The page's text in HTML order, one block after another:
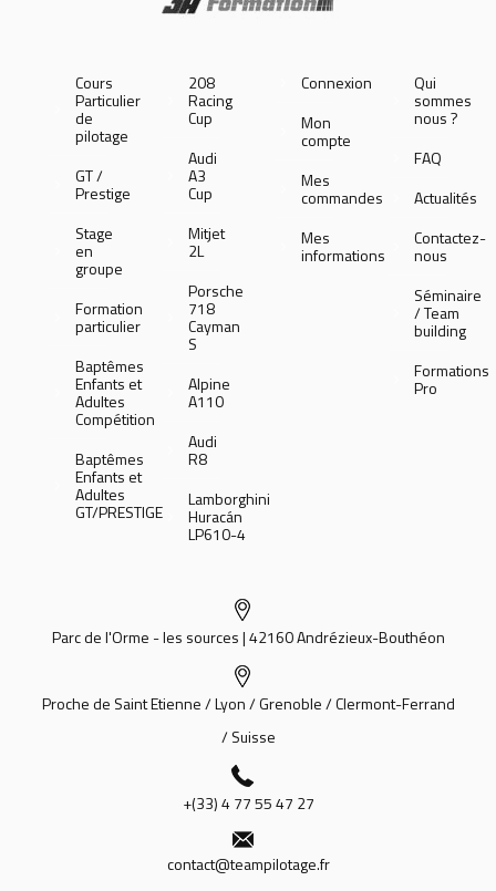
Cours
Particulier
de
pilotage
GT /
Prestige
Stage
en
groupe
Formation
particulier
Baptêmes
Enfants et
Adultes
Compétition
Baptêmes
Enfants et
Adultes
GT/PRESTIGE
208
Racing
Cup
Audi
A3
Cup
Mitjet
2L
Porsche
718
Cayman
S
Alpine
A110
Audi
R8
Lamborghini
Huracán
LP610-4
Connexion
Mon
compte
Mes
commandes
Mes
informations
Qui
sommes
nous ?
FAQ
Actualités
Contactez-
nous
Séminaire
/ Team
building
Formations
Pro
Parc de l'Orme - les sources | 42160 Andrézieux-Bouthéon
Proche de Saint Etienne / Lyon / Grenoble / Clermont-Ferrand
/ Suisse
+(33) 4 77 55 47 27
contact@teampilotage.fr